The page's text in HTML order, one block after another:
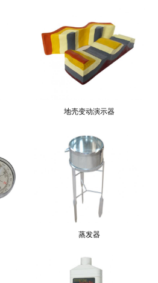
地壳变动演示器
蒸发器